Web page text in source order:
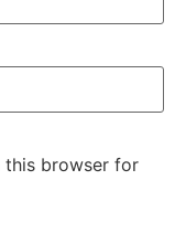
this browser for